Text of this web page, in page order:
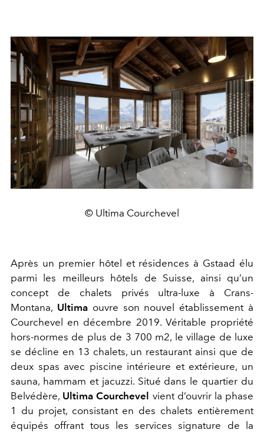
© Ultima Courchevel
Après un premier hôtel et résidences à Gstaad élu
parmi les meilleurs hôtels de Suisse, ainsi qu’un
concept de chalets privés ultra-luxe à Crans-
Montana, Ultimaouvre son nouvel établissement à
Courchevel en décembre 2019. Véritable propriété
hors-normes de plus de 3 700 m2, le village de luxe
se décline en 13 chalets, un restaurant ainsi que de
deux spas avec piscine intérieure et extérieure, un
sauna, hammam et jacuzzi. Situé dans le quartier du
Belvédère, Ultima Courchevel vient d’ouvrir la phase
1 du projet, consistant en des chalets entièrement
équipés offrant tous les services signature de la